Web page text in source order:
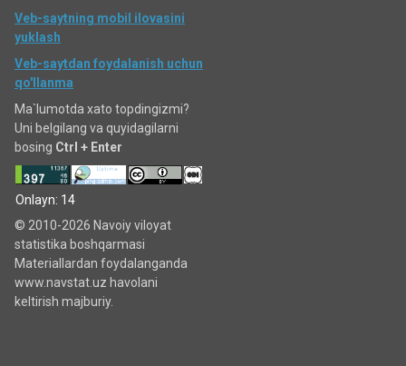
Veb-saytning mobil ilovasini
yuklash
Veb-saytdan foydalanish uchun
qo'llanma
Ma`lumotda xato topdingizmi?
Uni belgilang va quyidagilarni
bosing Ctrl + Enter
Onlayn: 14
© 2010-2026 Navoiy viloyat
statistika boshqarmasi
Materiallardan foydalanganda
www.navstat.uz havolani
keltirish majburiy.